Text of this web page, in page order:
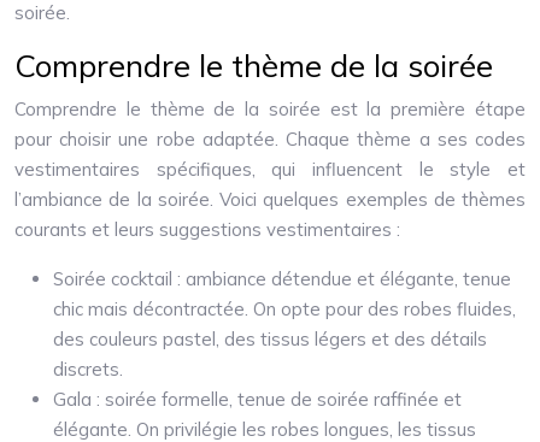
soirée.
Comprendre le thème de la soirée
Comprendre le thème de la soirée est la première étape
pour choisir une robe adaptée. Chaque thème a ses codes
vestimentaires spécifiques, qui influencent le style et
l’ambiance de la soirée. Voici quelques exemples de thèmes
courants et leurs suggestions vestimentaires :
Soirée cocktail : ambiance détendue et élégante, tenue
chic mais décontractée. On opte pour des robes fluides,
des couleurs pastel, des tissus légers et des détails
discrets.
Gala : soirée formelle, tenue de soirée raffinée et
élégante. On privilégie les robes longues, les tissus